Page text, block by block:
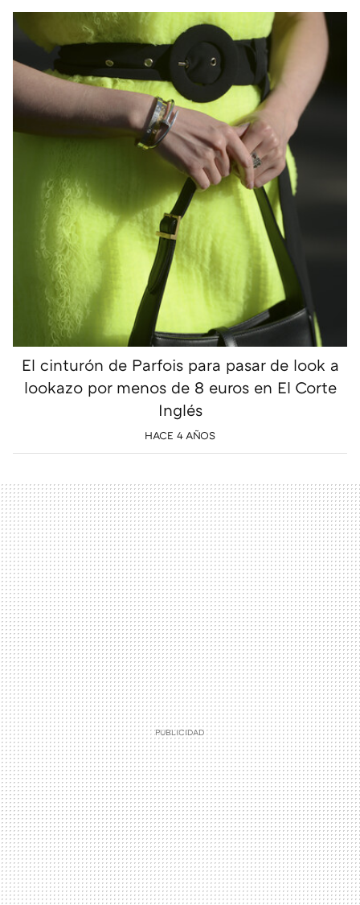
El cinturón de Parfois para pasar de look a
lookazo por menos de 8 euros en El Corte
Inglés
HACE 4 AÑOS